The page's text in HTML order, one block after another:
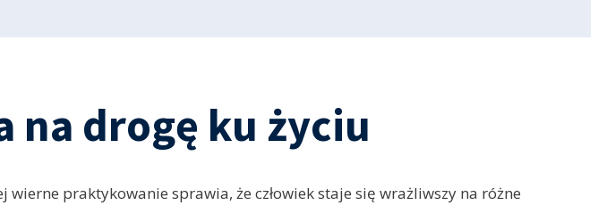
na drogę ku życiu
praktykowanie sprawia, że człowiek staje się wrażliwszy na różne